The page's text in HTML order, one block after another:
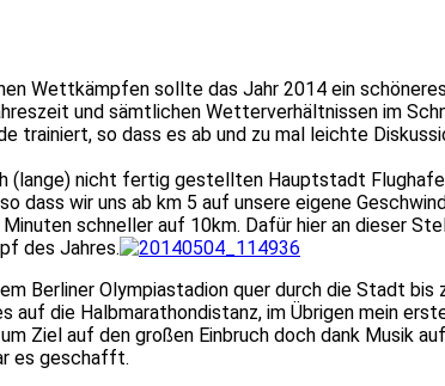
Wettkämpfen sollte das Jahr 2014 ein
und sämtlichen Wetterverhältnissen im
trainiert, so dass es ab und zu mal leichte
nicht fertig gestellten Hauptstadt
dass wir uns ab km 5 auf unsere eigene
schneller auf 10km. Dafür hier an dieser
des Jahres.
Berliner Olympiastadion quer durch die Stadt
die Halbmarathondistanz, im Übrigen mein
auf den großen Einbruch doch dank Musik
es geschafft.